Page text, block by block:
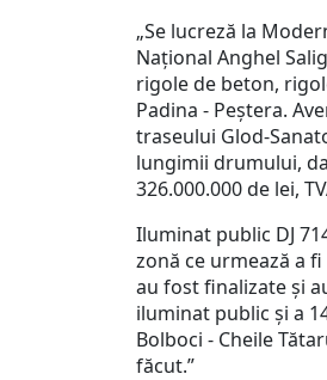
„Se lucreză la
Național Anghel
rigole de beton,
Padina - Peștera.
traseului Glod-
lungimii drumului,
326.000.000 de lei,
Iluminat public DJ
zonă ce urmează a
au fost finalizate și
iluminat public și a
Bolboci - Cheile
făcut.”